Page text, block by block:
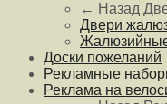
← Назад
Двери
Доски пожеланий
Рекламные
Реклама на